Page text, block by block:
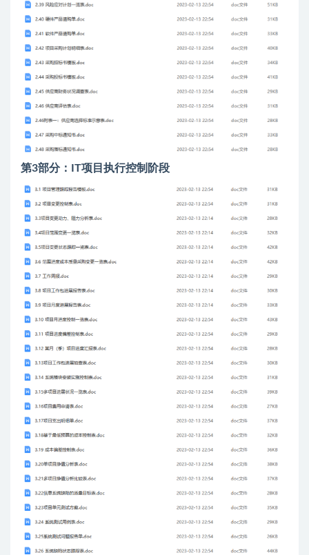
第3部分：IT项目执行控制阶段